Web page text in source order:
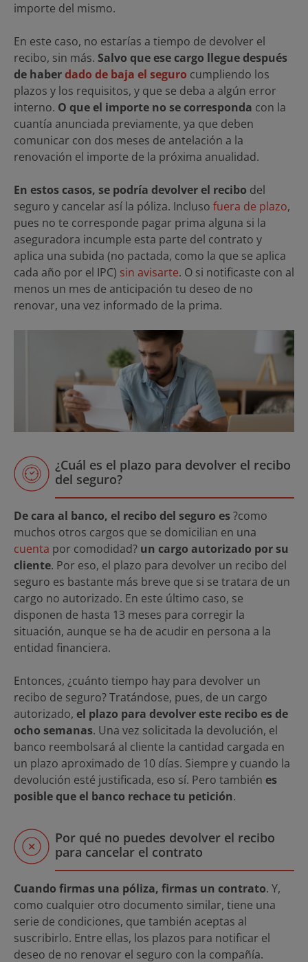
importe del mismo.
En este caso, no estarías a tiempo de devolver el
recibo, sin más. Salvo que ese cargo llegue después
de haberdado de baja el seguro cumpliendo los
plazos y los requisitos, y que se deba a algún error
interno. O que el importe no se corresponda con la
cuantía anunciada previamente, ya que deben
comunicar con dos meses de antelación a la
renovación el importe de la próxima anualidad.
En estos casos, se podría devolver el recibo del
seguro y cancelar así la póliza. Incluso fuera de plazo,
pues no te corresponde pagar prima alguna si la
aseguradora incumple esta parte del contrato y
aplica una subida (no pactada, como la que se aplica
cada año por el IPC) sin avisarte. O si notificaste con al
menos un mes de anticipación tu deseo de no
renovar, una vez informado de la prima.
¿Cuál es el plazo para devolver el recibo
del seguro?
De cara al banco, el recibo del seguro es?como
muchos otros cargos que se domicilian en una
cuenta por comodidad? un cargo autorizado por su
cliente. Por eso, el plazo para devolver un recibo del
seguro es bastante más breve que si se tratara de un
cargo no autorizado. En este último caso, se
disponen de hasta 13 meses para corregir la
situación, aunque se ha de acudir en persona a la
entidad financiera.
Entonces, ¿cuánto tiempo hay para devolver un
recibo de seguro? Tratándose, pues, de un cargo
autorizado, el plazo para devolver este recibo es de
ocho semanas. Una vez solicitada la devolución, el
banco reembolsará al cliente la cantidad cargada en
un plazo aproximado de 10 días. Siempre y cuando la
devolución esté justificada, eso sí. Pero también es
posible que el banco rechace tu petición.
Por qué no puedes devolver el recibo
para cancelar el contrato
Cuando firmas una póliza, firmas un contrato. Y,
como cualquier otro documento similar, tiene una
serie de condiciones, que también aceptas al
suscribirlo. Entre ellas, los plazos para notificar el
deseo de no renovar el seguro con la compañía.